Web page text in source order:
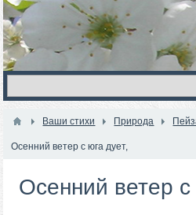
Ваши стихи Природа
Осенний ветер с юга дует,
Осенний ветер с